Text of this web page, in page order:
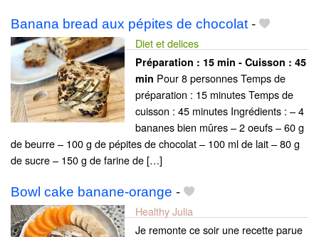
Banana bread aux pépites de chocolat -
Diet et delices
Préparation : 15 min - Cuisson : 45
min Pour 8 personnes Temps de
préparation : 15 minutes Temps de
cuisson : 45 minutes Ingrédients : – 4
bananes bien mûres – 2 oeufs – 60 g
de beurre – 100 g de pépites de chocolat – 100 ml de lait – 80 g
de sucre – 150 g de farine de […]
Bowl cake banane-orange -
Healthy Julia
Je remonte ce soir une recette parue